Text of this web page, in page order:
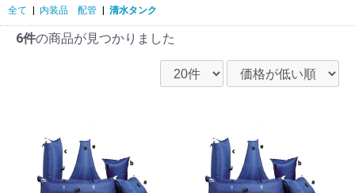
全て | 内装品 配管 | 清水タンク
6件の商品が見つかりました